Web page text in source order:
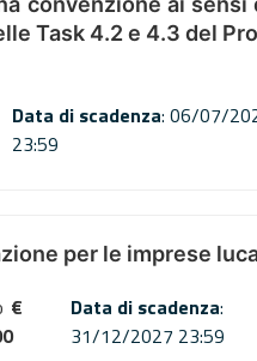
4.2 e 4.3 del
Data di scadenza: 06/07/
23:59
per le imprese
€
Data di scadenza:
31/12/2027 23:59